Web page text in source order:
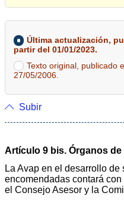
Última actualización,
partir del 01/01/2023.
Texto original, publicado
27/05/2006.
Subir
Artículo 9 bis. Órganos
La Avap en el desarrollo
encomendadas contará
el Consejo Asesor y la